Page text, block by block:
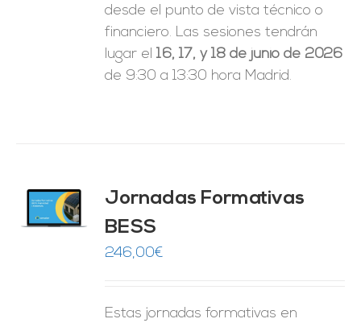
desde el punto de vista técnico o
financiero. Las sesiones tendrán
lugar el16, 17, y 18 de junio de 2026
de 9:30 a 13:30 hora Madrid.
Jornadas Formativas
BESS
246,00€
Estas jornadas formativas en